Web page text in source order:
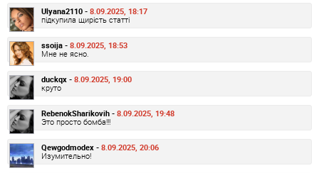
Ulyana2110 - 8.09.2025, 18:17
підкупила щирість статті
ssoija - 8.09.2025, 18:53
Мне не ясно.
duckqx - 8.09.2025, 19:00
круто
RebenokSharikovih - 8.09.2025, 19:48
Это просто бомба!!!
Qewgodmodex - 8.09.2025, 20:06
Изумительно!